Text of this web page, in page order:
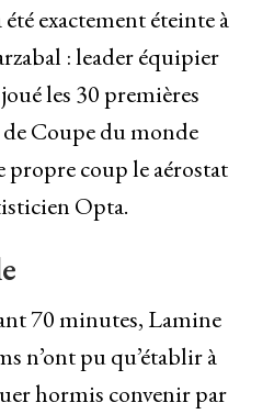
été exactement éteinte à
: leader équipier
les 30 premières
Coupe du monde
coup le aérostat
Opta.
70 minutes, Lamine
n’ont pu qu’établir à
hormis convenir par